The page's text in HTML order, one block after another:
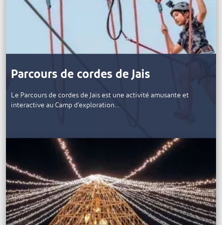
Parcours de cordes de Jais
Le Parcours de cordes de Jais est une activité amusante et
interactive au Camp d'exploration…